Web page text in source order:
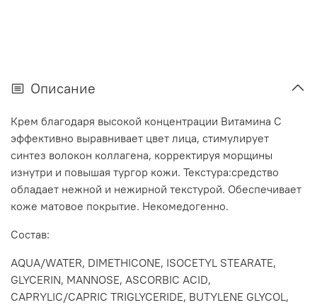
Описание
Крем благодаря высокой концентрации Витамина С
эффективно выравнивает цвет лица, стимулирует
синтез волокон коллагена, корректируя морщины
изнутри и повышая тургор кожи. Текстура:средство
обладает нежной и нежирной текстурой. Обеспечивает
коже матовое покрытие. Некомедогенно.
Состав:
AQUA/WATER, DIMETHICONE, ISOCETYL STEARATE,
GLYCERIN, MANNOSE, ASCORBIC ACID,
CAPRYLIC/CAPRIC TRIGLYCERIDE, BUTYLENE GLYCOL,